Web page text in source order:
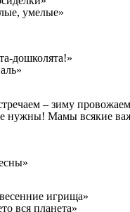
умелые»
дошколята!»
– зиму
нужны! Мамы всякие
игрища»
вся планета»